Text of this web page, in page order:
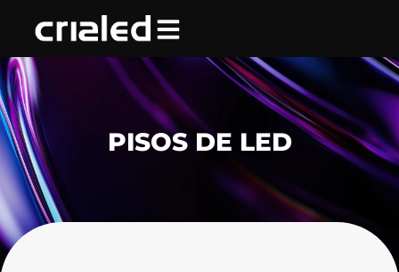
conteúdo
PISOS DE LED